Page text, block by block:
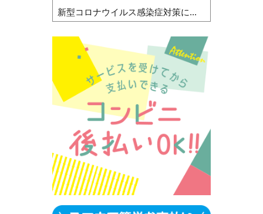
新型コロナウイルス感染症対策に...